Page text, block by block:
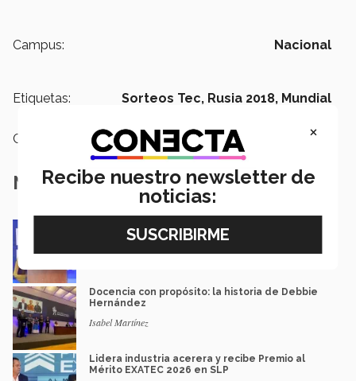
Campus: Nacional
Etiquetas: Sorteos Tec, Rusia 2018, Mundial
Categoría: Institución
Notas Relacionadas
del Premio Mérito EXATEC
Guillermo Solorio
Docencia con propósito: la historia de Debbie
Hernández
Isabel Martínez
Lidera industria acerera y recibe Premio al
Mérito EXATEC 2026 en SLP
×
Recibe nuestro newsletter de
noticias: